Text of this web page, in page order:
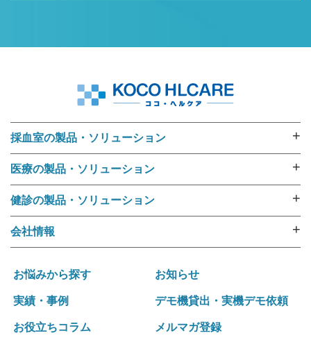
+
採血室の製品・ソリューション
採血業務ソリューション
採血管準備装置 i･pres core
採血管準備装置 i･pres fine
採血管準備装置 i・pres fit Ⅱ
尿カップラベラー CL-350
採血業務支援システム RInCS
採血業務指標化システム
統合受付システム（採血・処置）
+
医療の製品・ソリューション
外来用リストバンド
RFIDリストバンド（E-ブレス®）
ラベル・リストバンド・RFID プリンタipシリーズ
入院用リストバンド
バーコードリーダー
リストバンド発行パッケージ Freeni
医療事務プリント改善ソリューション
+
健診の製品・ソリューション
健診機関向けリストバンド
受診者名簿データ変換ツール 受診者Dataメイキング
キュー
受診キット発送アウトソーシング
健診関連発送業務 内製化ソリューション
+
会社情報
選ばれる理由
運営ポリシー
社訓･経営理念
拠点一覧･グループネットワーク
お悩みから探す
実績・事例
お役立ちコラム
お知らせ
デモ機貸出・実機デモ依頼
メルマガ登録